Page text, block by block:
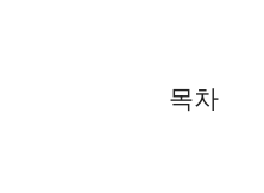
목차